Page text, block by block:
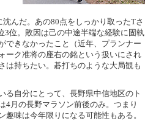
んだ。あの80点をしっかり取ったTさ
3位。敗因は己の中途半端な経験に固執
できなかったこと（近年、プランナー
ーク准将の座右の銘という扱いにされ
は持ちたい。碁打ちのような大局観も
る自分にとって、長野県中信地区のト
4月の長野マラソン前後のみ。つまり
味は今年限りになる可能性もある。